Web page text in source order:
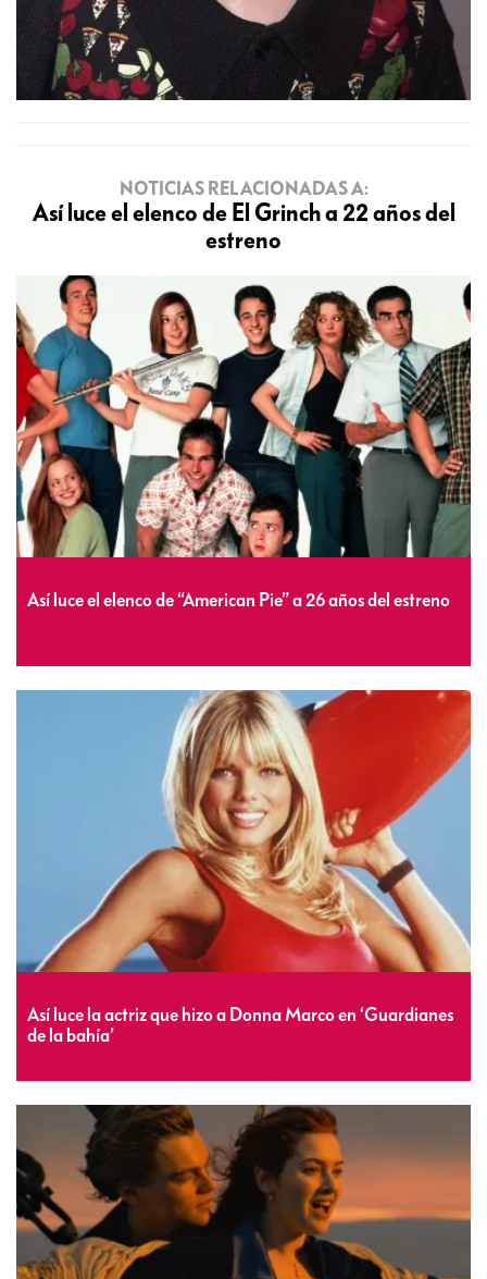
NOTICIAS RELACIONADAS A:
Así luce el elenco de El Grinch a 22 años del
estreno
Así luce el elenco de “American Pie” a 26 años del estreno
Así luce la actriz que hizo a Donna Marco en ‘Guardianes
de la bahía’